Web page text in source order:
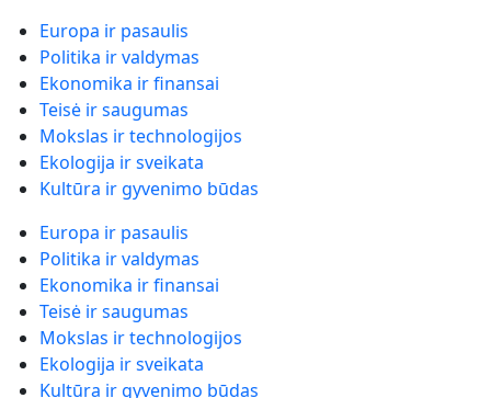
Europa ir pasaulis
Politika ir valdymas
Ekonomika ir finansai
Teisė ir saugumas
Mokslas ir technologijos
Ekologija ir sveikata
Kultūra ir gyvenimo būdas
Europa ir pasaulis
Politika ir valdymas
Ekonomika ir finansai
Teisė ir saugumas
Mokslas ir technologijos
Ekologija ir sveikata
Kultūra ir gyvenimo būdas